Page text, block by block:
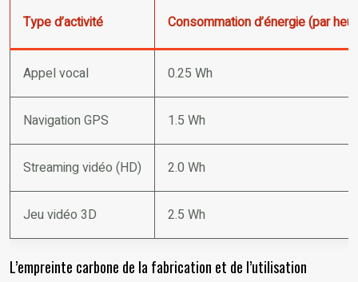
Type d’activité Consommation d’énergie (par
Appel vocal 0.25 Wh
Navigation GPS 1.5 Wh
Streaming vidéo (HD) 2.0 Wh
Jeu vidéo 3D 2.5 Wh
L’empreinte carbone de la fabrication et de l’utilisation